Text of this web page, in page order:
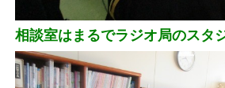
相談室はまるでラジオ局のスタ